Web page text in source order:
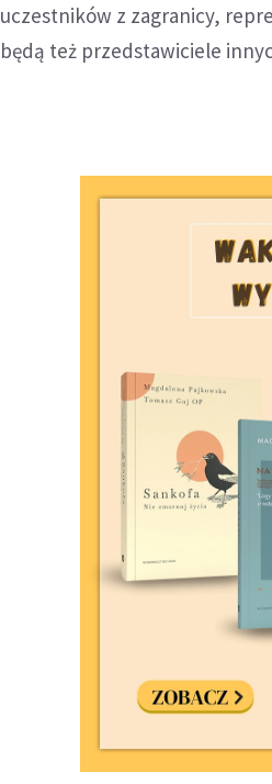
uczestników z zagranicy,
będą też przedstawiciele